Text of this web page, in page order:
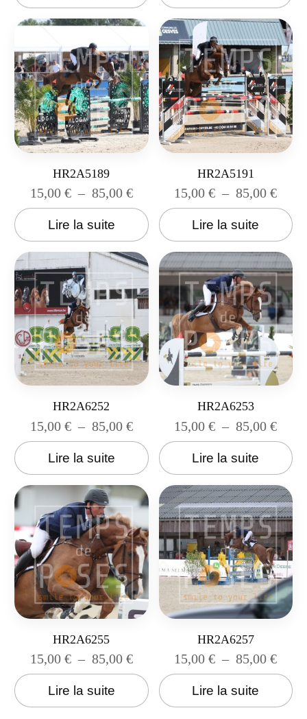
HR2A5189
15,00 € – 85,00 €
Lire la suite
HR2A5191
15,00€ – 85,00€
Lire la suite
HR2A6252
15,00 € – 85,00 €
Lire la suite
HR2A6253
15,00€ – 85,00€
Lire la suite
HR2A6255
15,00 € – 85,00 €
Lire la suite
HR2A6257
15,00€ – 85,00€
Lire la suite